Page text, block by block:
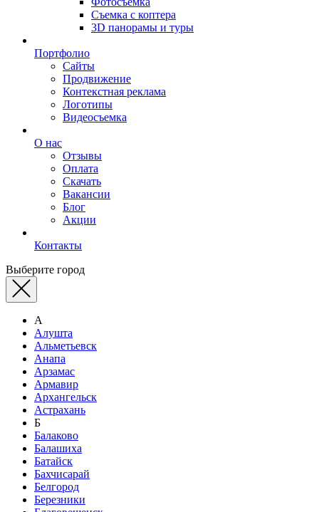
Съемка с коптера
3D панорамы и туры
Портфолио
Сайты
Продвижение
Контекстная реклама
Логотипы
Видеосъемка
О нас
Отзывы
Оплата
Скачать
Вакансии
Блог
Акции
Контакты
Выберите город
А
Алушта
Альметьевск
Анапа
Арзамас
Армавир
Архангельск
Астрахань
Б
Балаково
Балашиха
Батайск
Бахчисарай
Белгород
Березники